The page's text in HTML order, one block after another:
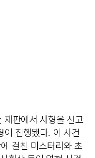
재판에서 사형을 선고
이 집행됐다. 이 사건
걸친 미스터리와 초